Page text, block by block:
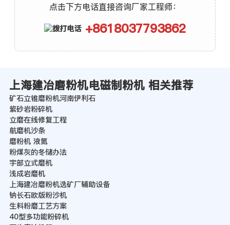
点击下方电话直接咨询厂家工程师：
+8618037793862
上海建冶磨粉机电磁制粉机 相关推荐
矿石立锥磨粉机河南伊利石
紫砂岩粉碎机
立磨在线修复工程
航磨机沙条
磨粉机 液氮
粉煤灰的冬储办法
宇部立式磨机
浅成岩磨机
上海建冶磨粉机选矿厂辅助设备
钠长石欧版粉沙机
生料粉磨工艺方案
40型多功能粉碎机